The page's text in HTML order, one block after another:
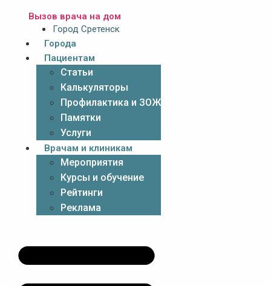
Вызов врача на дом
Город Сретенск
Города
Пациентам
Статьи
Калькуляторы
Профилактика и ЗОЖ
Памятки
Услуги
Врачам и клиникам
Мероприятия
Курсы и обучение
Рейтинги
Реклама